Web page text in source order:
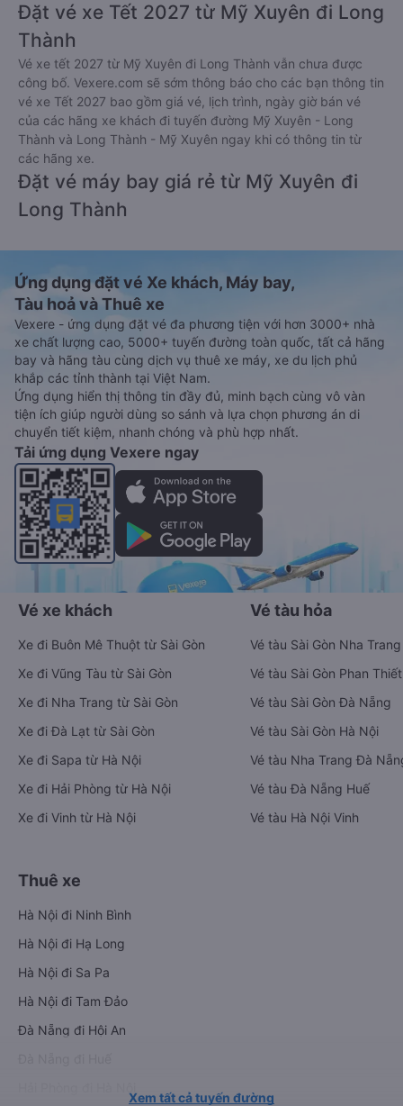
Đặt vé xe Tết 2027 từ Mỹ Xuyên đi Long
Thành
Vé xe tết 2027 từ Mỹ Xuyên đi Long Thành vẫn chưa được
công bố. Vexere.com sẽ sớm thông báo cho các bạn thông tin
vé xe Tết 2027 bao gồm giá vé, lịch trình, ngày giờ bán vé
của các hãng xe khách đi tuyến đường Mỹ Xuyên - Long
Thành và Long Thành - Mỹ Xuyên ngay khi có thông tin từ
các hãng xe.
Đặt vé máy bay giá rẻ từ Mỹ Xuyên đi
Long Thành
Ứng dụng đặt vé Xe khách, Máy bay,
Tàu hoả và Thuê xe
Vexere - ứng dụng đặt vé đa phương tiện với hơn 3000+ nhà
xe chất lượng cao, 5000+ tuyến đường toàn quốc, tất cả hãng
bay và hãng tàu cùng dịch vụ thuê xe máy, xe du lịch phủ
khắp các tỉnh thành tại Việt Nam.
Ứng dụng hiển thị thông tin đầy đủ, minh bạch cùng vô vàn
tiện ích giúp người dùng so sánh và lựa chọn phương án di
chuyển tiết kiệm, nhanh chóng và phù hợp nhất.
Tải ứng dụng Vexere ngay
Vé xe khách
Xe đi Buôn Mê Thuột từ Sài Gòn
Xe đi Vũng Tàu từ Sài Gòn
Xe đi Nha Trang từ Sài Gòn
Xe đi Đà Lạt từ Sài Gòn
Xe đi Sapa từ Hà Nội
Xe đi Hải Phòng từ Hà Nội
Xe đi Vinh từ Hà Nội
Vé tàu hỏa
Vé tàu Sài Gòn Nha Trang
Vé tàu Sài Gòn Phan Thiết
Vé tàu Sài Gòn Đà Nẵng
Vé tàu Sài Gòn Hà Nội
Vé tàu Nha Trang Đà
Vé tàu Đà Nẵng Huế
Vé tàu Hà Nội Vinh
Thuê xe
Hà Nội đi Ninh Bình
Hà Nội đi Hạ Long
Hà Nội đi Sa Pa
Hà Nội đi Tam Đảo
Đà Nẵng đi Hội An
Xem tất cả tuyến đường